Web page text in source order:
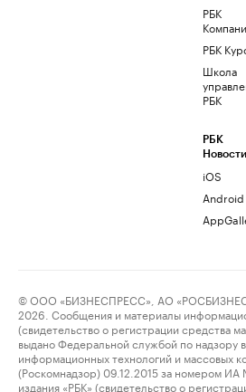
РБК
РБК
Школа
РБК
РБК
Новости
iOS
Android
© ООО «БИЗНЕСПРЕСС», АО
2026. Сообщения и материалы
(свидетельство о регистрации средства
выдано Федеральной службой по надзору
информационных технологий и массовых
(Роскомнадзор) 09.12.2015 за номером
издания «РБК» (свидетельство о